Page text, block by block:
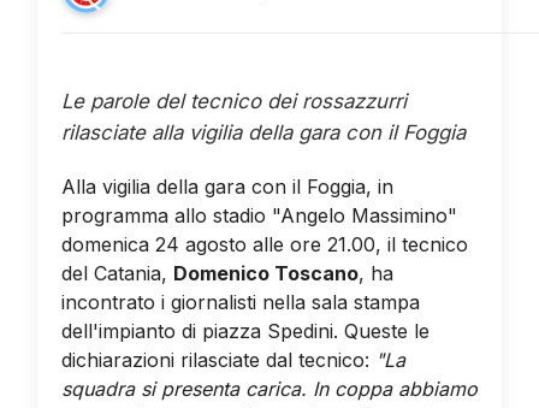
Le parole del tecnico dei rossazzurri
rilasciate alla vigilia della gara con il Foggia
Alla vigilia della gara con il Foggia, in
programma allo stadio "Angelo Massimino"
domenica 24 agosto alle ore 21.00, il tecnico
del Catania, Domenico Toscano, ha
incontrato i giornalisti nella sala stampa
dell'impianto di piazza Spedini. Queste le
dichiarazioni rilasciate dal tecnico: "La
squadra si presenta carica. In coppa abbiamo